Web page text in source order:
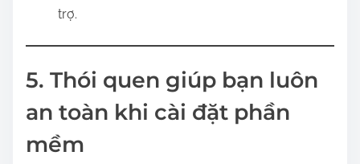
trợ.
5. Thói quen giúp bạn luôn
an toàn khi cài đặt phần
mềm